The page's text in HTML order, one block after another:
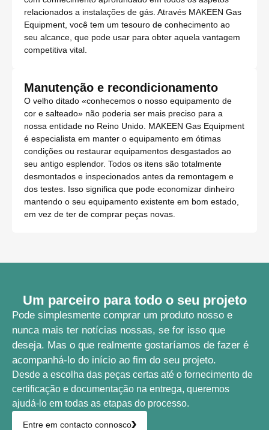
relacionados a instalações de gás. Através MAKEEN Gas
Equipment, você tem um tesouro de conhecimento ao
seu alcance, que pode usar para obter aquela vantagem
competitiva vital.
Manutenção e recondicionamento
O velho ditado «conhecemos o nosso equipamento de
cor e salteado» não poderia ser mais preciso para a
nossa entidade no Reino Unido. MAKEEN Gas Equipment
é especialista em manter o equipamento em ótimas
condições ou restaurar equipamentos desgastados ao
seu antigo esplendor. Todos os itens são totalmente
desmontados e inspecionados antes da remontagem e
dos testes. Isso significa que pode economizar dinheiro
mantendo o seu equipamento existente em bom estado,
em vez de ter de comprar peças novas.
Um parceiro para todo o seu projeto
Pode simplesmente comprar um produto nosso e
nunca mais ter notícias nossas, se for isso que
deseja. Mas o que realmente gostaríamos de fazer é
acompanhá-lo do início ao fim do seu projeto.
Desde a escolha das peças certas até o fornecimento de
certificação e documentação na entrega, queremos
ajudá-lo em todas as etapas do processo.
Entre em contacto connosco